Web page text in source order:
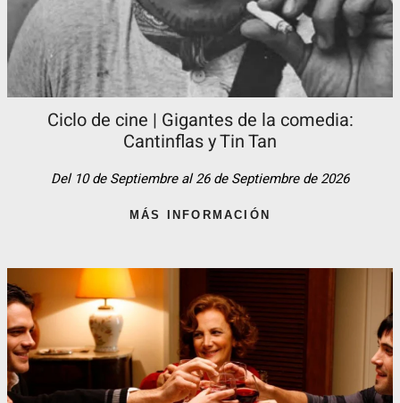
Ciclo de cine | Gigantes de la comedia:
Cantinflas y Tin Tan​
Del 10 de Septiembre al 26 de Septiembre de 2026
MÁS INFORMACIÓN